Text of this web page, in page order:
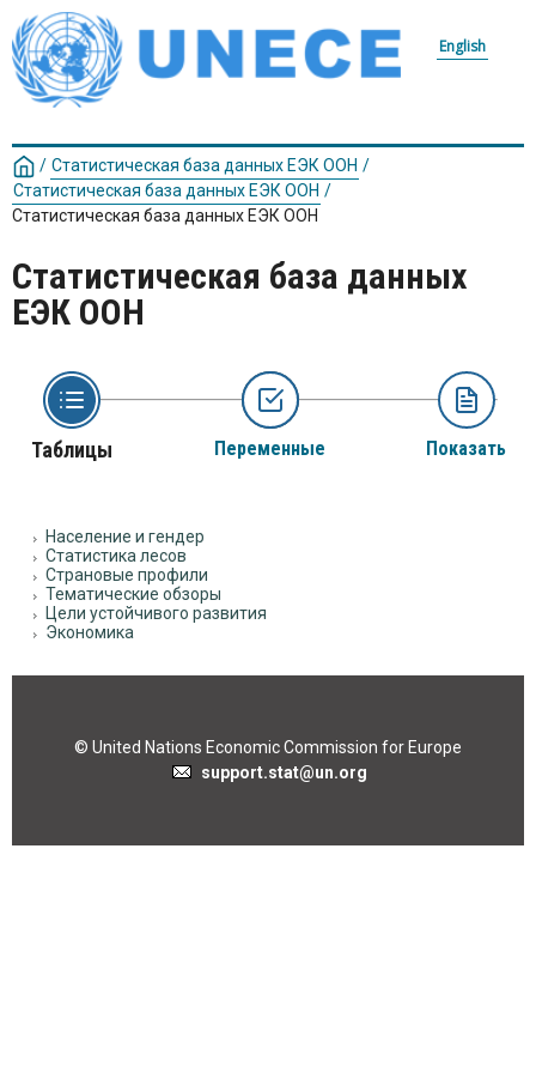
English
/ Статистическая база данных ЕЭК ООН /
Статистическая база данных ЕЭК ООН /
Статистическая база данных ЕЭК ООН
Статистическая база данных
ЕЭК ООН
Таблицы Переменные Показать
Население и гендер
Статистика лесов
Страновые профили
Тематические обзоры
Цели устойчивого развития
Экономика
© United Nations Economic Commission for Europe
support.stat@un.org